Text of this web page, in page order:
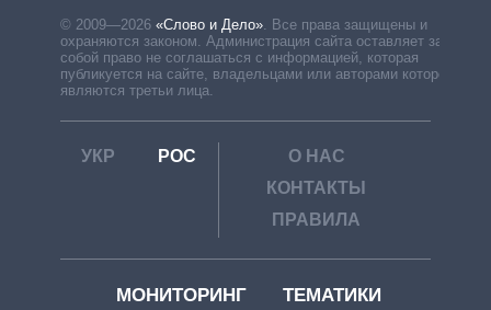
© 2009—2026 «Слово и Дело». Все права защищены и
охраняются законом. Администрация сайта оставляет за
собой право не соглашаться с информацией, которая
публикуется на сайте, владельцами или авторами которой
являются третьи лица.
УКР РОС
О НАС
КОНТАКТЫ
ПРАВИЛА
МОНИТОРИНГ ТЕМАТИКИ